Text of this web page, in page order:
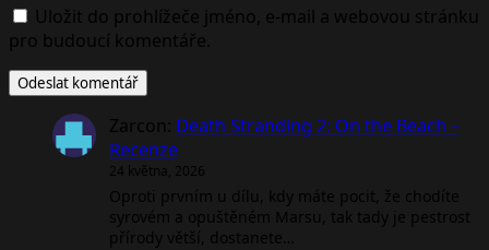
Uložit do prohlížeče jméno, e-mail a webovou stránku
pro budoucí komentáře.
Zarcon: Death Stranding 2: On the Beach –
Recenze
24 května, 2026
Oproti prvním u dílu, kdy máte pocit, že chodíte
syrovém a opuštěném Marsu, tak tady je pestrost
přírody větší, dostanete…